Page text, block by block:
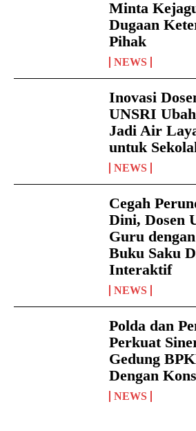
Minta
Dugaan
Pihak
NEWS
Inovasi
UNSRI
Jadi Air
untuk
NEWS
Cegah
Dini, Dosen
Guru
Buku Saku
Interaktif
NEWS
Polda dan
Perkuat
Gedung
Dengan
NEWS